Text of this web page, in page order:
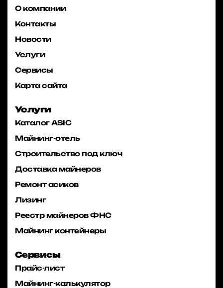
О компании
Контакты
Новости
Услуги
Сервисы
Карта сайта
Услуги
Каталог ASIC
Майнинг-отель
Строительство под ключ
Доставка майнеров
Ремонт асиков
Лизинг
Реестр майнеров ФНС
Майнинг контейнеры
Сервисы
Прайс-лист
Майнинг-калькулятор